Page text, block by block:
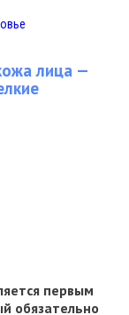
лица —
первым
обязательно